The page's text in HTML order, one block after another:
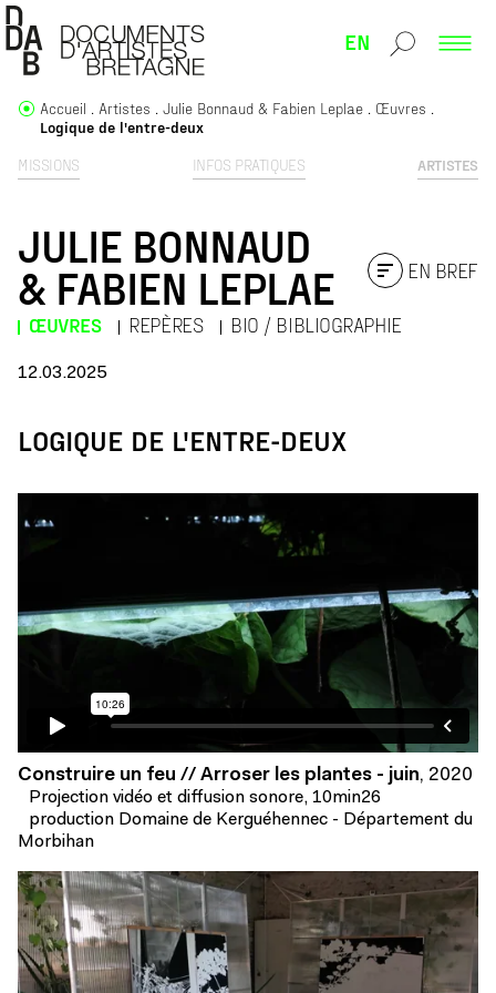
EN
MISSIONS INFOS PRATIQUES ARTISTES
Accueil Artistes Julie Bonnaud & Fabien Leplae
Œuvres
Logique de l'entre-deux
JULIE BONNAUD
& FABIEN LEPLAE
ŒUVRES REPÈRES BIO / BIBLIOGRAPHIE
EN BREF
12.03.2025
LOGIQUE DE L'ENTRE-DEUX
Construire un feu // Arroser les plantes - juin, 2020
Projection vidéo et diffusion sonore, 10min26
production Domaine de Kerguéhennec - Département du
Morbihan